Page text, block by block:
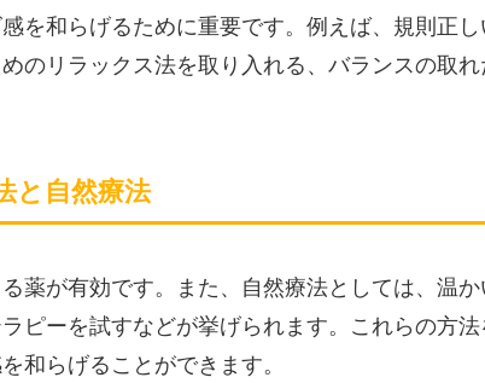
を和らげるために重要です。例えば、規則正し
のリラックス法を取り入れる、バランスの取
と自然療法
薬が有効です。また、自然療法としては、温か
ピーを試すなどが挙げられます。これらの方
和らげることができます。